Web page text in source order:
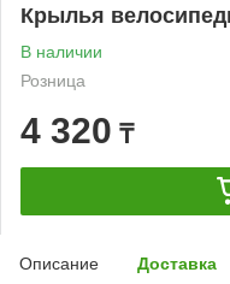
Крылья
В наличии
Розница
4 320 ₸
Описание Доставка